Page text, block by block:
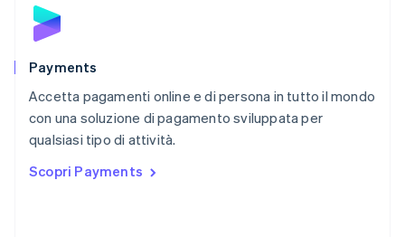
Payments
Accetta pagamenti online e di persona in tutto il mondo
con una soluzione di pagamento sviluppata per
qualsiasi tipo di attività.
Scopri Payments
Polonia
English
Português
English简体中文
Regno Unito
English
English